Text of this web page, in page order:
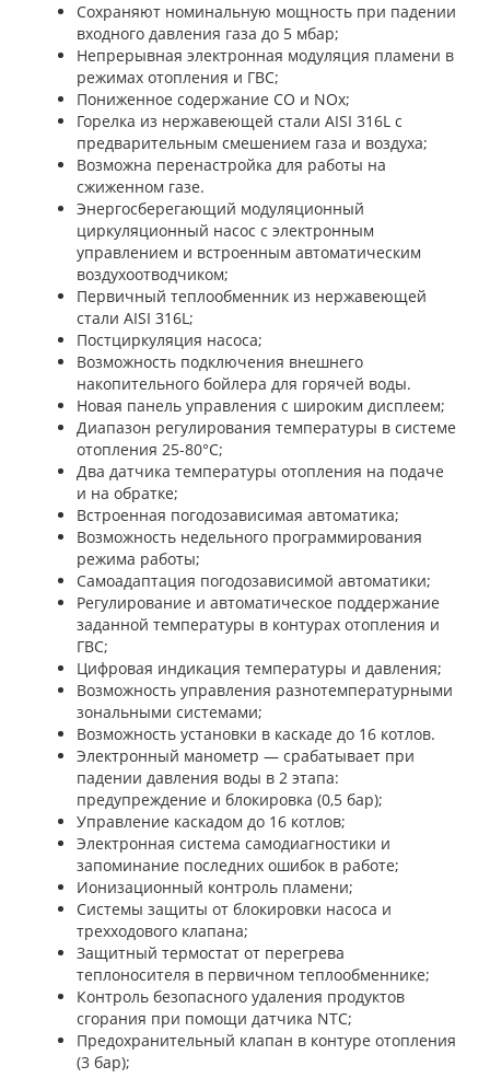
Сохраняют номинальную мощность при падении
входного давления газа до 5 мбар;
Непрерывная электронная модуляция пламени в
режимах отопления и ГВС;
Пониженное содержание СО и NOx;
Горелка из нержавеющей стали AISI 316L с
предварительным смешением газа и воздуха;
Возможна перенастройка для работы на
сжиженном газе.
Энергосберегающий модуляционный
циркуляционный насос с электронным
управлением и встроенным автоматическим
воздухоотводчиком;
Первичный теплообменник из нержавеющей
стали AISI 316L;
Постциркуляция насоса;
Возможность подключения внешнего
накопительного бойлера для горячей воды.
Новая панель управления с широким дисплеем;
Диапазон регулирования температуры в системе
отопления 25-80°С;
Два датчика температуры отопления на подаче
и на обратке;
Встроенная погодозависимая автоматика;
Возможность недельного программирования
режима работы;
Самоадаптация погодозависимой автоматики;
Регулирование и автоматическое поддержание
заданной температуры в контурах отопления и
ГВС;
Цифровая индикация температуры и давления;
Возможность управления разнотемпературными
зональными системами;
Возможность установки в каскаде до 16 котлов.
Электронный манометр — срабатывает при
падении давления воды в 2 этапа:
предупреждение и блокировка (0,5 бар);
Управление каскадом до 16 котлов;
Электронная система самодиагностики и
запоминание последних ошибок в работе;
Ионизационный контроль пламени;
Системы защиты от блокировки насоса и
трехходового клапана;
Защитный термостат от перегрева
теплоносителя в первичном теплообменнике;
Контроль безопасного удаления продуктов
сгорания при помощи датчика NTC;
Предохранительный клапан в контуре отопления
(3 бар);